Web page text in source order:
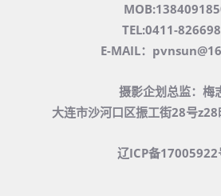
TEL:0411-
E-MAIL：
摄影企划总监：梅
大连市沙河口区振工街28号
辽ICP备17005922